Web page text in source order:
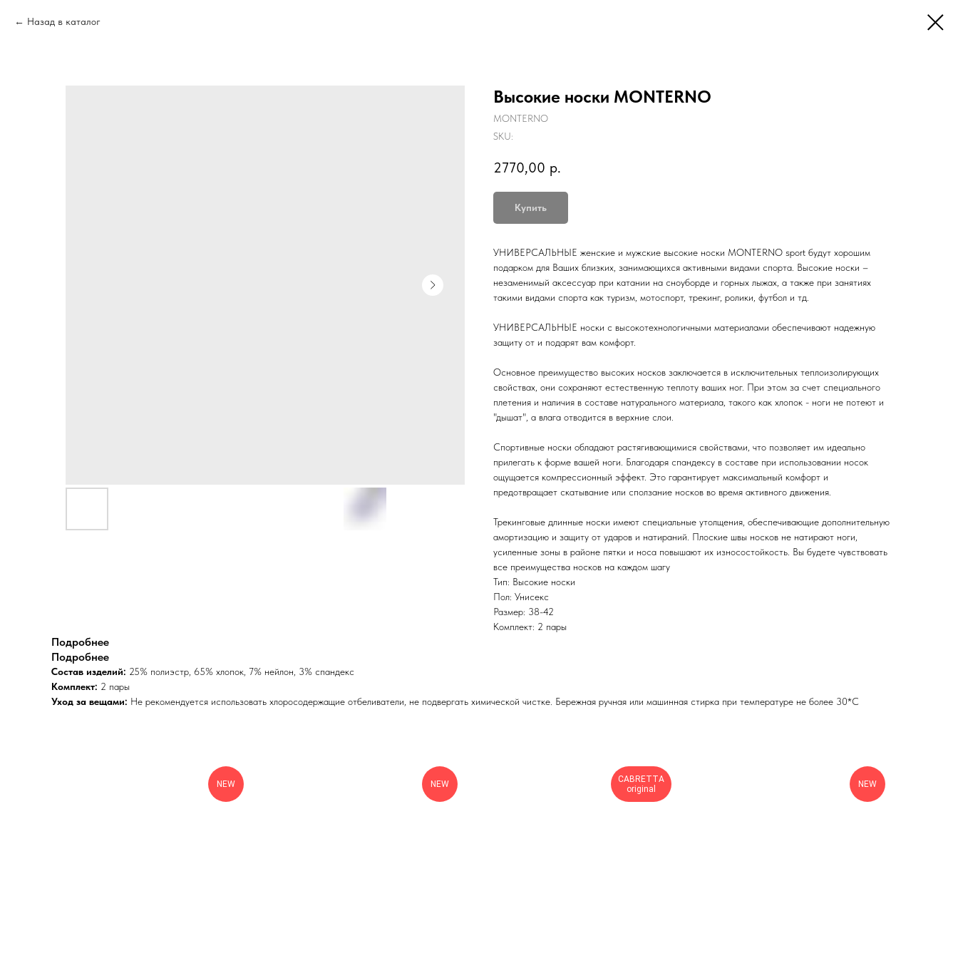
Назад в каталог
Высокие носки MONTERNO
MONTERNO
SKU:
2770,00 р.
Купить
УНИВЕРСАЛЬНЫЕ женские и мужские высокие носки MONTERNO sport будут хорошим
подарком для Ваших близких, занимающихся активными видами спорта. Высокие носки –
незаменимый аксессуар при катании на сноуборде и горных лыжах, а также при занятиях
такими видами спорта как туризм, мотоспорт, трекинг, ролики, футбол и тд.
УНИВЕРСАЛЬНЫЕ носки с высокотехнологичными материалами обеспечивают надежную
защиту от и подарят вам комфорт.
Основное преимущество высоких носков заключается в исключительных теплоизолирующих
свойствах, они сохраняют естественную теплоту ваших ног. При этом за счет специального
плетения и наличия в составе натурального материала, такого как хлопок - ноги не потеют и
"дышат", а влага отводится в верхние слои.
Спортивные носки обладают растягивающимися свойствами, что позволяет им идеально
прилегать к форме вашей ноги. Благодаря спандексу в составе при использовании носок
ощущается компрессионный эффект. Это гарантирует максимальный комфорт и
предотвращает скатывание или сползание носков во время активного движения.
Трекинговые длинные носки имеют специальные утолщения, обеспечивающие дополнительную
амортизацию и защиту от ударов и натираний. Плоские швы носков не натирают ноги,
усиленные зоны в районе пятки и носа повышают их износостойкость. Вы будете чувствовать
все преимущества носков на каждом шагу
Тип: Высокие носки
Пол: Унисекс
Размер: 38-42
Комплект: 2 пары
Подробнее
Подробнее
Состав изделий: 25% полиэстр, 65% хлопок, 7% нейлон, 3% спандекс
Комплект: 2 пары
Уход за вещами: Не рекомендуется использовать хлоросодержащие отбеливатели, не подвергать химической чистке. Бережная ручная или машинная стирка при температуре не более 30*С
NEW NEW
CABRETTA
original
NEW